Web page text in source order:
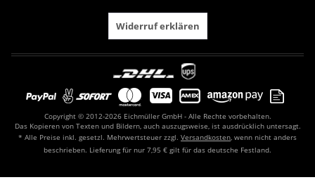
Widerruf erklären
Copyright © 2012-2026 Eichmüller GmbH - Alle Rechte vorbehalten.
Das Kopieren von Texten und Bildern, auch auszugsweise, ist ausdrücklich untersagt.
* Alle Preise inkl. gesetzl. Mehrwertsteuer zzgl. Versandkosten , wenn nicht anders
beschrieben. Lieferung für nur 7,95 € gilt für das deutsche Festland.